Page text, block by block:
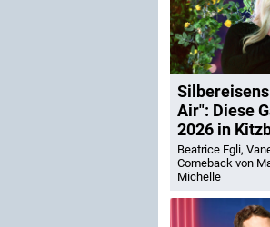
Air": Diese
2026 in
Beatrice Egli,
Comeback von
Michelle